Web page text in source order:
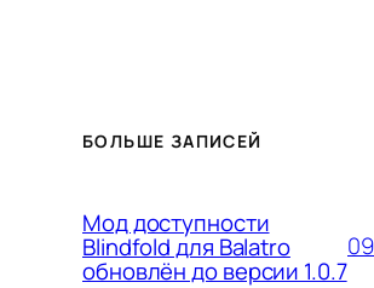
БОЛЬШЕ ЗАПИСЕЙ
Мод доступности
Blindfold для Balatro
обновлён до версии 1.0.7